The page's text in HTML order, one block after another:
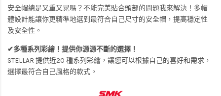
安全帽總是又重又晃嗎？不能完美貼合頭部的問題我來解決！多帽
體設計能讓你更精準地選到最符合自己尺寸的安全帽，提高穩定性
及安全性。
✔多種系列彩繪！提供你源源不斷的選擇！
STELLAR 提供近20 種系列彩繪，讓您可以根據自己的喜好和需求，
選擇最符合自己風格的款式。